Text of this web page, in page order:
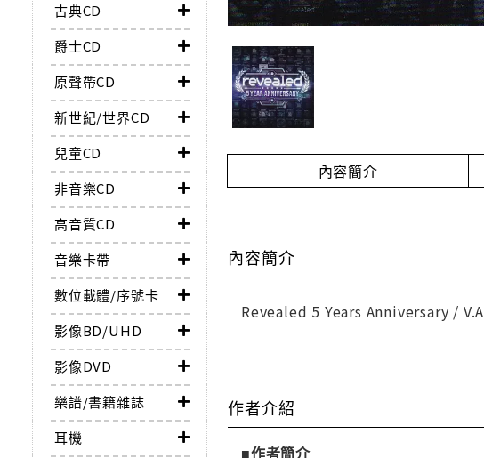
古典CD
爵士CD
原聲帶CD
新世紀/世界CD
兒童CD
非音樂CD
高音質CD
音樂卡帶
數位載體/序號卡
影像BD/UHD
影像DVD
樂譜/書籍雜誌
耳機
內容簡介
內容簡介
Revealed 5 Years Anniversary / V.A
作者介紹
■作者簡介